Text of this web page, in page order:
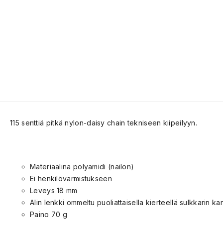
115 senttiä pitkä nylon-daisy chain tekniseen kiipeilyyn.
Materiaalina polyamidi (nailon)
Ei henkilövarmistukseen
Leveys 18 mm
Alin lenkki ommeltu puoliattaisella kierteellä sulkkarin
Paino 70 g